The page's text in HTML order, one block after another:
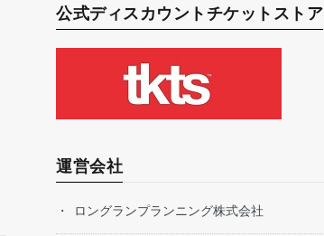
公式ディスカウントチケットストア
運営会社
ロングランプランニング株式会社